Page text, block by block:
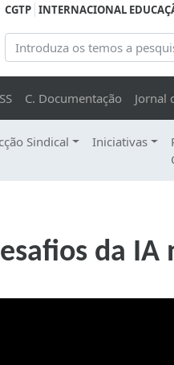
CGTP INTERNACIONAL
C. Documentação Jornal
Sindical Iniciativas
da